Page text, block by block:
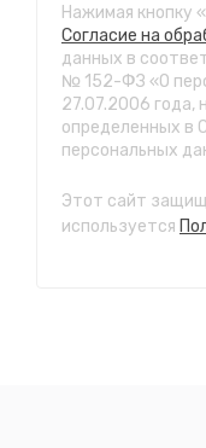
ул. Красной
с 8.00 до 22.00,
СТО "КСК"
г. Чита, Проспект
с 8.00 до 22.00,
Нажимая кнопку
Согласие на
данных в
№ 152-ФЗ «О
27.07.2006 года,
определенных в
персональных
Этот сайт
используется